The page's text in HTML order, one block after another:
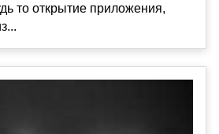
то открытие приложения,